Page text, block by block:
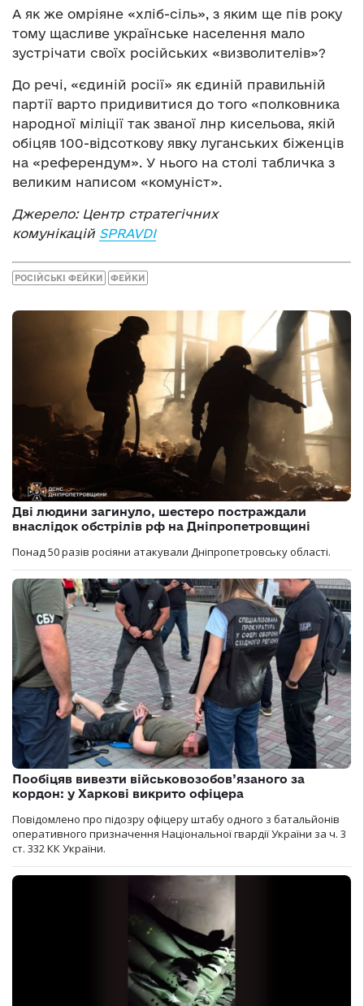
А як же омріяне «хліб-сіль», з яким ще пів року
тому щасливе українське населення мало
зустрічати своїх російських «визволителів»?
До речі, «єдиній росії» як єдиній правильній
партії варто придивитися до того «полковника
народної міліції так званої лнр кисельова, якій
обіцяв 100-відсоткову явку луганських біженців
на «референдум». У нього на столі табличка з
великим написом «комуніст».
Джерело: Центр стратегічних
комунікацій SPRAVDI
РОСІЙСЬКІ ФЕЙКИ ФЕЙКИ
Дві людини загинуло, шестеро постраждали
внаслідок обстрілів рф на Дніпропетровщині
Понад 50 разів росіяни атакували Дніпропетровську області.
Пообіцяв вивезти військовозобов’язаного за
кордон: у Харкові викрито офіцера
Повідомлено про підозру офіцеру штабу одного з батальйонів
оперативного призначення Національної гвардії України за ч. 3
ст. 332 КК України.